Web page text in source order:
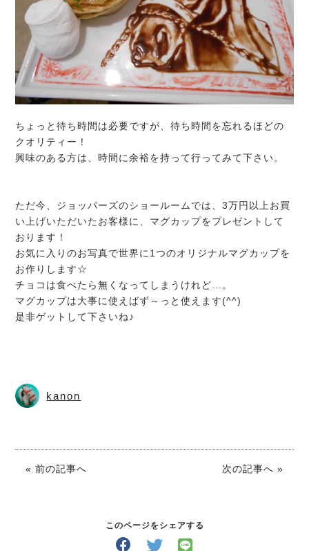
ちょっと待ち時間は必要ですが、待ち時間を忘れるほどの
クオリティー！
興味のある方は、時間に余裕を持って行ってみて下さい。
ただ今、ジョッパーズのショールームでは、3万円以上お買
い上げいただいたお客様に、マグカップをプレゼントして
おります！
お気に入りのお写真で世界に1つのオリジナルマグカップを
お作りします☆
チョコは食べたら無くなってしまうけれど…。
マグカップは大事に使えばず～っと使えます(^^)
是非ゲットして下さいね♪
kanon
« 前の記事へ 次の記事へ »
このページをシェアする